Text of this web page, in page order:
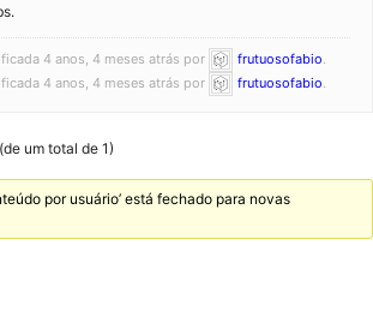
4 anos, 4 meses atrás por frutuosofabio.
4 anos, 4 meses atrás por
frutuosofabio.
um total de 1)
por usuário’ está fechado para novas